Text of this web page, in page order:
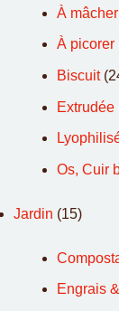
À mâcher
À picorer
Biscuit
Extrudée
Os, Cuir
Jardin (15)
Engrais